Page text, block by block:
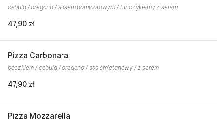
cebulą / oregano / sosem pomidorowym / tuńczykiem / z serem
47,90 zł
Pizza Carbonara
boczkiem / cebulą / oregano / sos śmietanowy / z serem
47,90 zł
Pizza Mozzarella